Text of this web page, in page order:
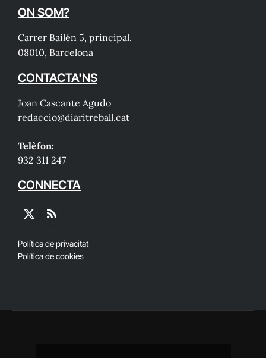
ON SOM?
Carrer Bailén 5, principal.
08010, Barcelona
CONTACTA'NS
Joan Cascante Agudo
redaccio@diaritreball.cat
Telèfon:
932 311 247
CONNECTA
X
RSS
Política de privacitat
Política de cookies